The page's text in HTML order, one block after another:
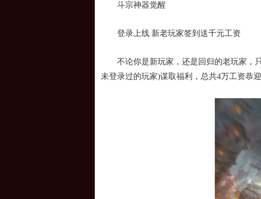
斗宗神器觉醒
登录上线 新老玩家签到送千元工资
不论你是新玩家，还是回归的老玩家，只
未登录过的玩家)谋取福利，总共4万工资恭